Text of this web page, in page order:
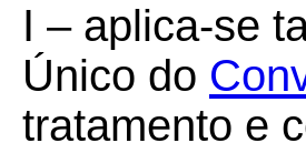
I – aplica-se
Único do
tratamento e